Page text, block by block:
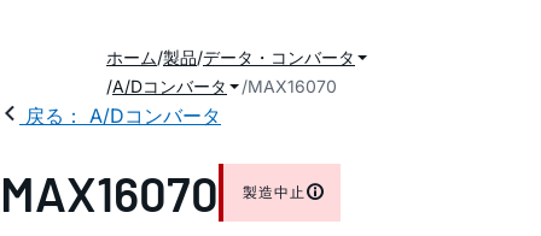
ホーム 製品 データ・コンバータ
A/Dコンバータ
MAX16070
戻る： A/Dコンバータ
MAX16070 製造中止